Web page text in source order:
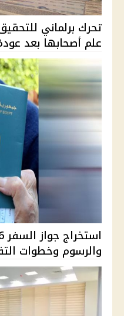
تحرك برلماني
علم أصحابها بعد
والرسوم وخطوات